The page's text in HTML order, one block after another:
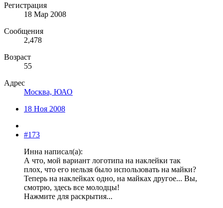
Регистрация
18 Мар 2008
Сообщения
2,478
Возраст
55
Адрес
Москва, ЮАО
18 Ноя 2008
#173
Инна написал(а):
А что, мой вариант логотипа на наклейки так
плох, что его нельзя было использовать на майки?
Теперь на наклейках одно, на майках другое... Вы,
смотрю, здесь все молодцы!
Нажмите для раскрытия...